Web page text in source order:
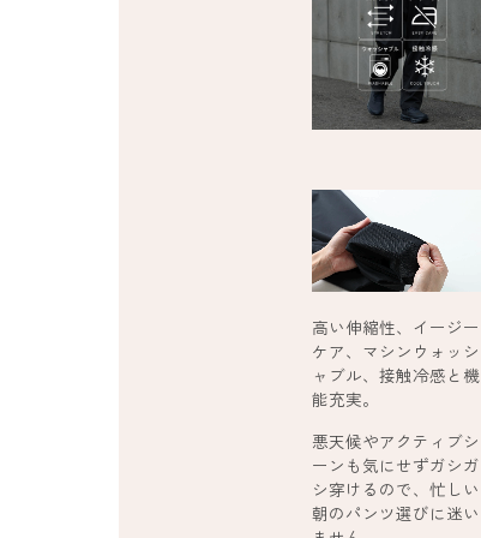
高い伸縮性、イージー
ケア、マシンウォッシ
ャブル、接触冷感と機
能充実。
悪天候やアクティブシ
ーンも気にせずガシガ
シ穿けるので、忙しい
朝のパンツ選びに迷い